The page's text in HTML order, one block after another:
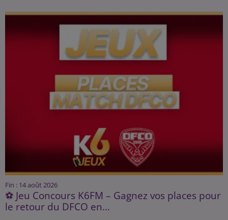
Fin : 14 août 2026
⚽ Jeu Concours K6FM – Gagnez vos places pour
le retour du DFCO en...